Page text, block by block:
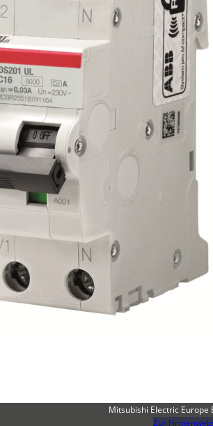
Mitsubishi Electric Europe
Zur